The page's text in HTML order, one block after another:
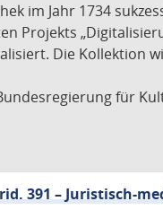
im Jahr 1734
Projekts
Die Kollektion
für
391 – Juristisch-